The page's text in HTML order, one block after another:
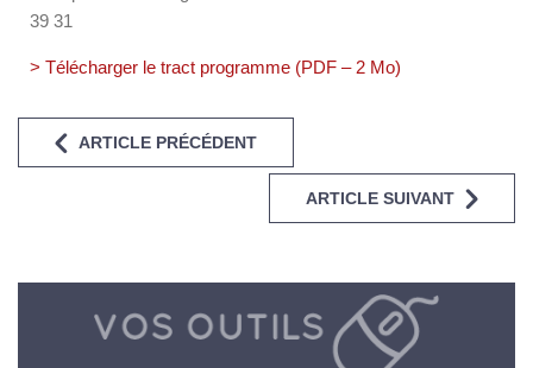
39 31
> Télécharger le tract programme (PDF – 2 Mo)
ARTICLE PRÉCÉDENT
ARTICLE SUIVANT